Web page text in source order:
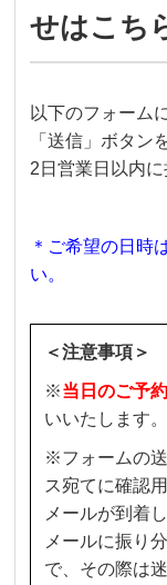
せはこち
以下のフォーム
「送信」ボタン
2日営業日以内
＊ご希望の日時
い。
＜注意事項＞
※当日のご予
いいたします。
※フォームの
ス宛てに確認
メールが到着
メールに振り
で、その際は